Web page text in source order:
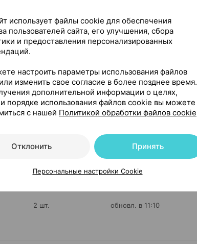
полностью
157
2 шт. обновл. в 11:10
использует файлы cookie для обеспечения
пользователей сайта, его улучшения, сбора
и предоставления персонализированных
настроить параметры использования файлов
изменить свое согласие в более позднее время.
дополнительной информации о целях,
порядке использования файлов cookie вы можете
с нашей Политикой обработки файлов cookie
Отклонить Принять
Персональные настройки Cookie